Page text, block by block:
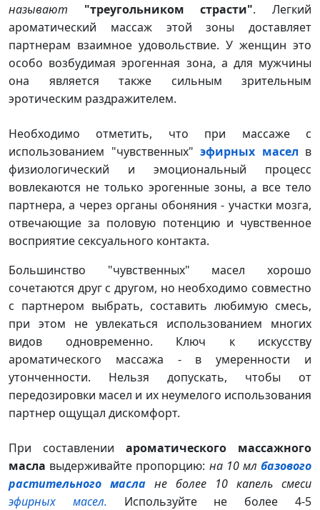
называют "треугольником страсти". Легкий
ароматический массаж этой зоны доставляет
партнерам взаимное удовольствие. У женщин это
особо возбудимая эрогенная зона, а для мужчины
она является также сильным зрительным
эротическим раздражителем.
Необходимо отметить, что при массаже с
использованием "чувственных" эфирных масел в
физиологический и эмоциональный процесс
вовлекаются не только эрогенные зоны, а все тело
партнера, а через органы обоняния - участки мозга,
отвечающие за половую потенцию и чувственное
восприятие сексуального контакта.
Большинство "чувственных" масел хорошо
сочетаются друг с другом, но необходимо совместно
с партнером выбрать, составить любимую смесь,
при этом не увлекаться использованием многих
видов одновременно. Ключ к искусству
ароматического массажа - в умеренности и
утонченности. Нельзя допускать, чтобы от
передозировки масел и их неумелого использования
партнер ощущал дискомфорт.
При составлении ароматического массажного
масла выдерживайте пропорцию: на 10 мл базового
растительного масла не более 10 капель смеси
эфирных масел. Используйте не более 4-5